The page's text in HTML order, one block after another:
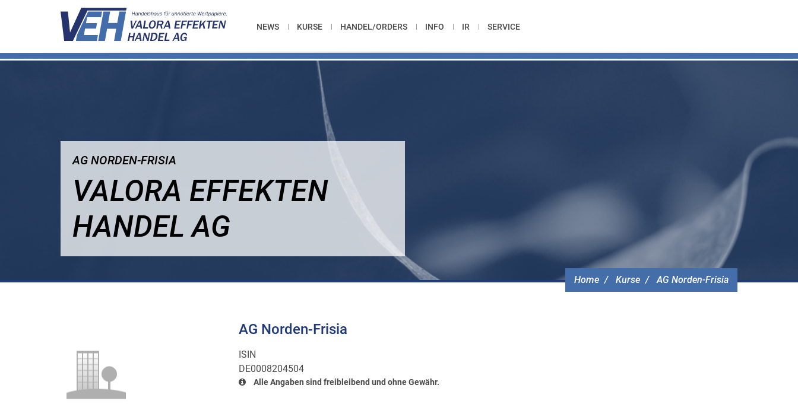
NEWS KURSE HANDEL/ORDERS INFO IR SERVICE
Home Kurse AG Norden-Frisia
AG NORDEN-FRISIA
VALORA EFFEKTEN
HANDEL AG
AG Norden-Frisia
ISIN
DE0008204504
Alle Angaben sind freibleibend und ohne Gewähr.